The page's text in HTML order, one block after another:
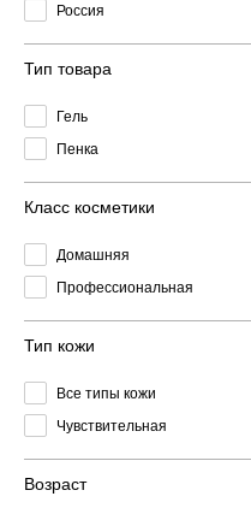
Россия
Тип товара
Гель
Пенка
Класс косметики
Домашняя
Профессиональная
Тип кожи
Все типы кожи
Чувствительная
Возраст